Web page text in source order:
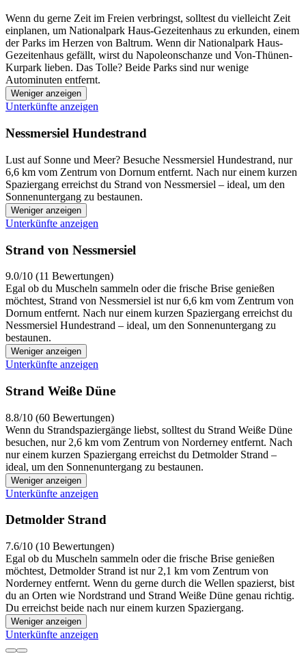
Wenn du gerne Zeit im Freien verbringst, solltest du vielleicht Zeit
einplanen, um Nationalpark Haus-Gezeitenhaus zu erkunden, einem
der Parks im Herzen von Baltrum. Wenn dir Nationalpark Haus-
Gezeitenhaus gefällt, wirst du Napoleonschanze und Von-Thünen-
Kurpark lieben. Das Tolle? Beide Parks sind nur wenige
Autominuten entfernt.
Weniger anzeigen
Unterkünfte anzeigen
Nessmersiel Hundestrand
Lust auf Sonne und Meer? Besuche Nessmersiel Hundestrand, nur
6,6 km vom Zentrum von Dornum entfernt. Nach nur einem kurzen
Spaziergang erreichst du Strand von Nessmersiel – ideal, um den
Sonnenuntergang zu bestaunen.
Weniger anzeigen
Unterkünfte anzeigen
Strand von Nessmersiel
9.0/10 (11 Bewertungen)
Egal ob du Muscheln sammeln oder die frische Brise genießen
möchtest, Strand von Nessmersiel ist nur 6,6 km vom Zentrum von
Dornum entfernt. Nach nur einem kurzen Spaziergang erreichst du
Nessmersiel Hundestrand – ideal, um den Sonnenuntergang zu
bestaunen.
Weniger anzeigen
Unterkünfte anzeigen
Strand Weiße Düne
8.8/10 (60 Bewertungen)
Wenn du Strandspaziergänge liebst, solltest du Strand Weiße Düne
besuchen, nur 2,6 km vom Zentrum von Norderney entfernt. Nach
nur einem kurzen Spaziergang erreichst du Detmolder Strand –
ideal, um den Sonnenuntergang zu bestaunen.
Weniger anzeigen
Unterkünfte anzeigen
Detmolder Strand
7.6/10 (10 Bewertungen)
Egal ob du Muscheln sammeln oder die frische Brise genießen
möchtest, Detmolder Strand ist nur 2,1 km vom Zentrum von
Norderney entfernt. Wenn du gerne durch die Wellen spazierst, bist
du an Orten wie Nordstrand und Strand Weiße Düne genau richtig.
Du erreichst beide nach nur einem kurzen Spaziergang.
Weniger anzeigen
Unterkünfte anzeigen